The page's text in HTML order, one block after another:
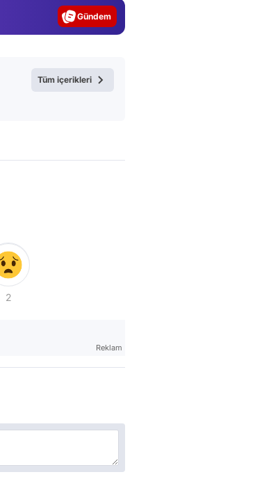
Gündem
Test
Tüm içerikleri
2
Reklam